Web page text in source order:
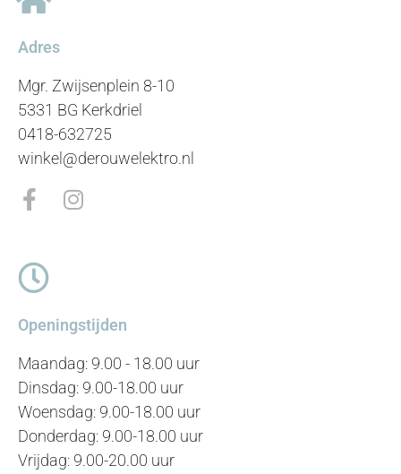
Adres
Mgr. Zwijsenplein 8-10
5331 BG Kerkdriel
0418-632725
winkel@derouwelektro.nl
Openingstijden
Maandag: 9.00 - 18.00 uur
Dinsdag: 9.00-18.00 uur
Woensdag: 9.00-18.00 uur
Donderdag: 9.00-18.00 uur
Vrijdag: 9.00-20.00 uur